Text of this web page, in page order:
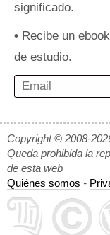
significado.
• Recibe un
de estudio.
Copyright © 2008-
Queda prohibida la
de esta web
Quiénes somos -